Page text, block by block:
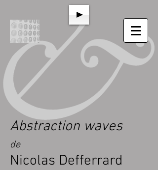
Abstraction waves
de
Nicolas Defferrard